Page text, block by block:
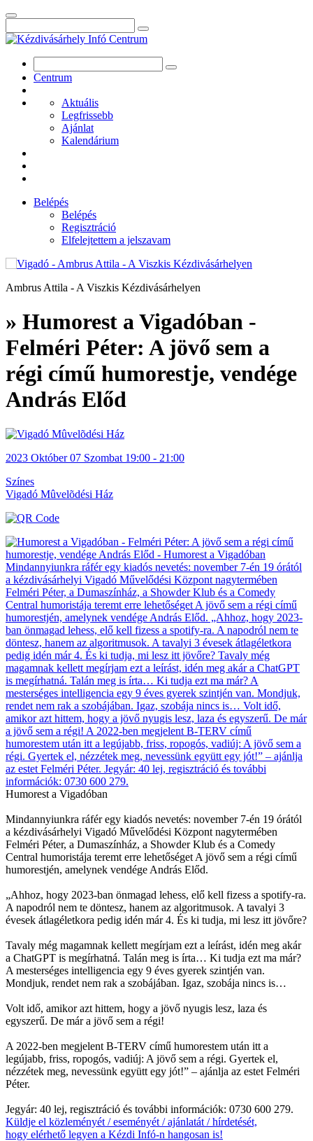
Centrum
Aktuális
Legfrissebb
Ajánlat
Kalendárium
Belépés
Belépés
Regisztráció
Elfelejtettem a jelszavam
Ambrus Attila - A Viszkis Kézdivásárhelyen
» Humorest a Vigadóban -
Felméri Péter: A jövő sem a
régi című humorestje, vendége
András Előd
2023 Október 07 Szombat 19:00 - 21:00
Színes
Vigadó Mûvelõdési Ház
Humorest a Vigadóban
Mindannyiunkra ráfér egy kiadós nevetés: november 7-én 19 órától
a kézdivásárhelyi Vigadó Művelődési Központ nagytermében
Felméri Péter, a Dumaszínház, a Showder Klub és a Comedy
Central humoristája teremt erre lehetőséget A jövő sem a régi című
humorestjén, amelynek vendége András Előd.
„Ahhoz, hogy 2023-ban önmagad lehess, elő kell fizess a spotify-ra.
A napodról nem te döntesz, hanem az algoritmusok. A tavalyi 3
évesek átlagéletkora pedig idén már 4. És ki tudja, mi lesz itt jövőre?
Tavaly még magamnak kellett megírjam ezt a leírást, idén meg akár
a ChatGPT is megírhatná. Talán meg is írta… Ki tudja ezt ma már?
A mesterséges intelligencia egy 9 éves gyerek szintjén van.
Mondjuk, rendet nem rak a szobájában. Igaz, szobája nincs is…
Volt idő, amikor azt hittem, hogy a jövő nyugis lesz, laza és
egyszerű. De már a jövő sem a régi!
A 2022-ben megjelent B-TERV című humorestem után itt a
legújabb, friss, ropogós, vadiúj: A jövő sem a régi. Gyertek el,
nézzétek meg, nevessünk együtt egy jót!” – ajánlja az estet Felméri
Péter.
Jegyár: 40 lej, regisztráció és további információk: 0730 600 279.
Küldje el közleményét / eseményét / ajánlatát / hírdetését,
hogy elérhető legyen a Kézdi Infó-n hangosan is!